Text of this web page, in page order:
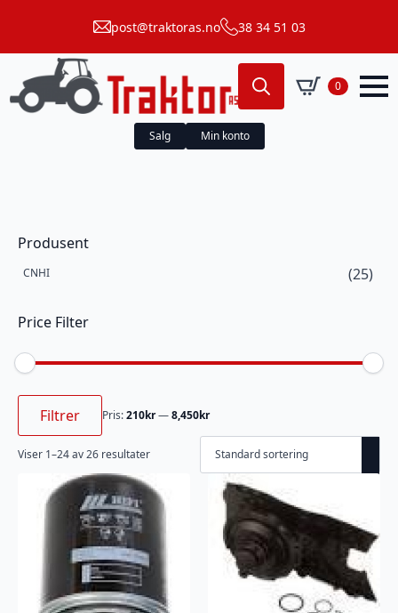
post@traktoras.no 38 34 51 03
Search
for:
0
Salg Min konto
Produsent
CNHI (25)
Price Filter
Min.
Makspris
Filtrer Pris:210kr—8,450kr
Viser 1–24 av 26 resultater